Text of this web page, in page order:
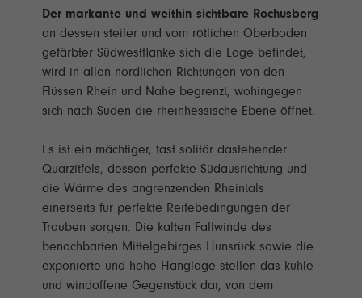
Der markante und weithin sichtbare Rochusberg
an dessen steiler und vom rötlichen Oberboden
gefärbter Südwestflanke sich die Lage befindet,
wird in allen nördlichen Richtungen von den
Flüssen Rhein und Nahe begrenzt, wohingegen
sich nach Süden die rheinhessische Ebene öffnet.
Es ist ein mächtiger, fast solitär dastehender
Quarzitfels, dessen perfekte Südausrichtung und
die Wärme des angrenzenden Rheintals
einerseits für perfekte Reifebedingungen der
Trauben sorgen. Die kalten Fallwinde des
benachbarten Mittelgebirges Hunsrück sowie die
exponierte und hohe Hanglage stellen das kühle
und windoffene Gegenstück dar, von dem